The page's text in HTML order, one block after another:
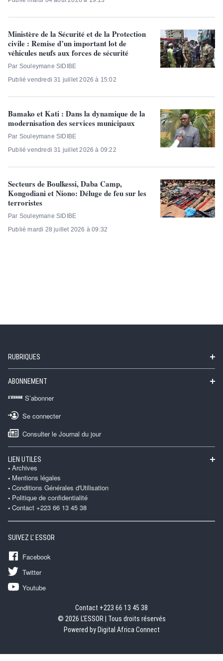
Ministère de la Sécurité et de la Protection
civile : Remise d’un important lot de
véhicules neufs aux forces de sécurité
Par Souleymane SIDIBE
Publié vendredi 31 juillet 2026 à 15:02
Bamako et Kati : Dans la dynamique de la
modernisation des services municipaux
Par Souleymane SIDIBE
Publié vendredi 31 juillet 2026 à 09:22
Secteurs de Boulkessi, Daba Camp,
Kongodiani et Niono:​ Déluge de feu sur les
terroristes
Par Souleymane SIDIBE
Publié mardi 28 juillet 2026 à 09:32
RUBRIQUES
ABONNEMENT
S’abonner
Se connecter
Consulter le Journal du jour
LIEN UTILES
Archives
Mentions légales
Conditions Générales d'Utilisation
Politique de confidentialité
Contact +223 66 13 45 38
SUIVEZ L' ESSOR
Facebook
Twitter
Youtube
Contact +223 66 13 45 38
© 2026 L'ESSOR | Tous droits réservés
Powered by Digital Africa Connect